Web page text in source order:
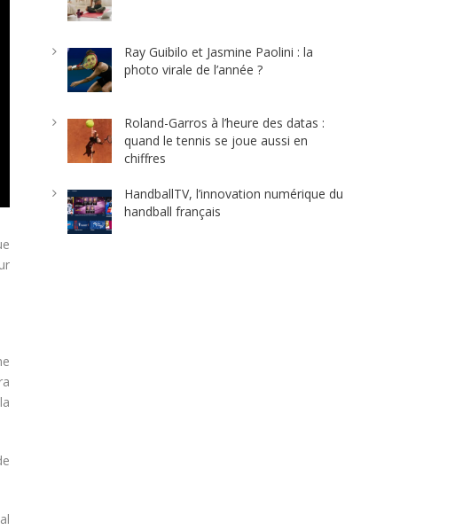
Ray Guibilo et Jasmine Paolini : la
photo virale de l’année ?
Roland-Garros à l’heure des datas :
quand le tennis se joue aussi en
chiffres
HandballTV, l’innovation numérique du
handball français